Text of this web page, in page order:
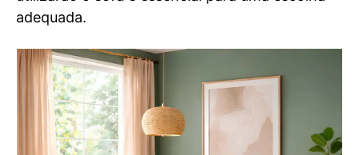
adequada.